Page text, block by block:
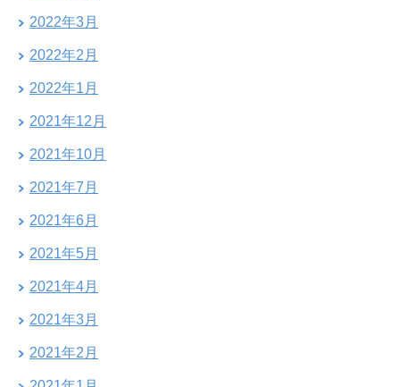
2022年3月
2022年2月
2022年1月
2021年12月
2021年10月
2021年7月
2021年6月
2021年5月
2021年4月
2021年3月
2021年2月